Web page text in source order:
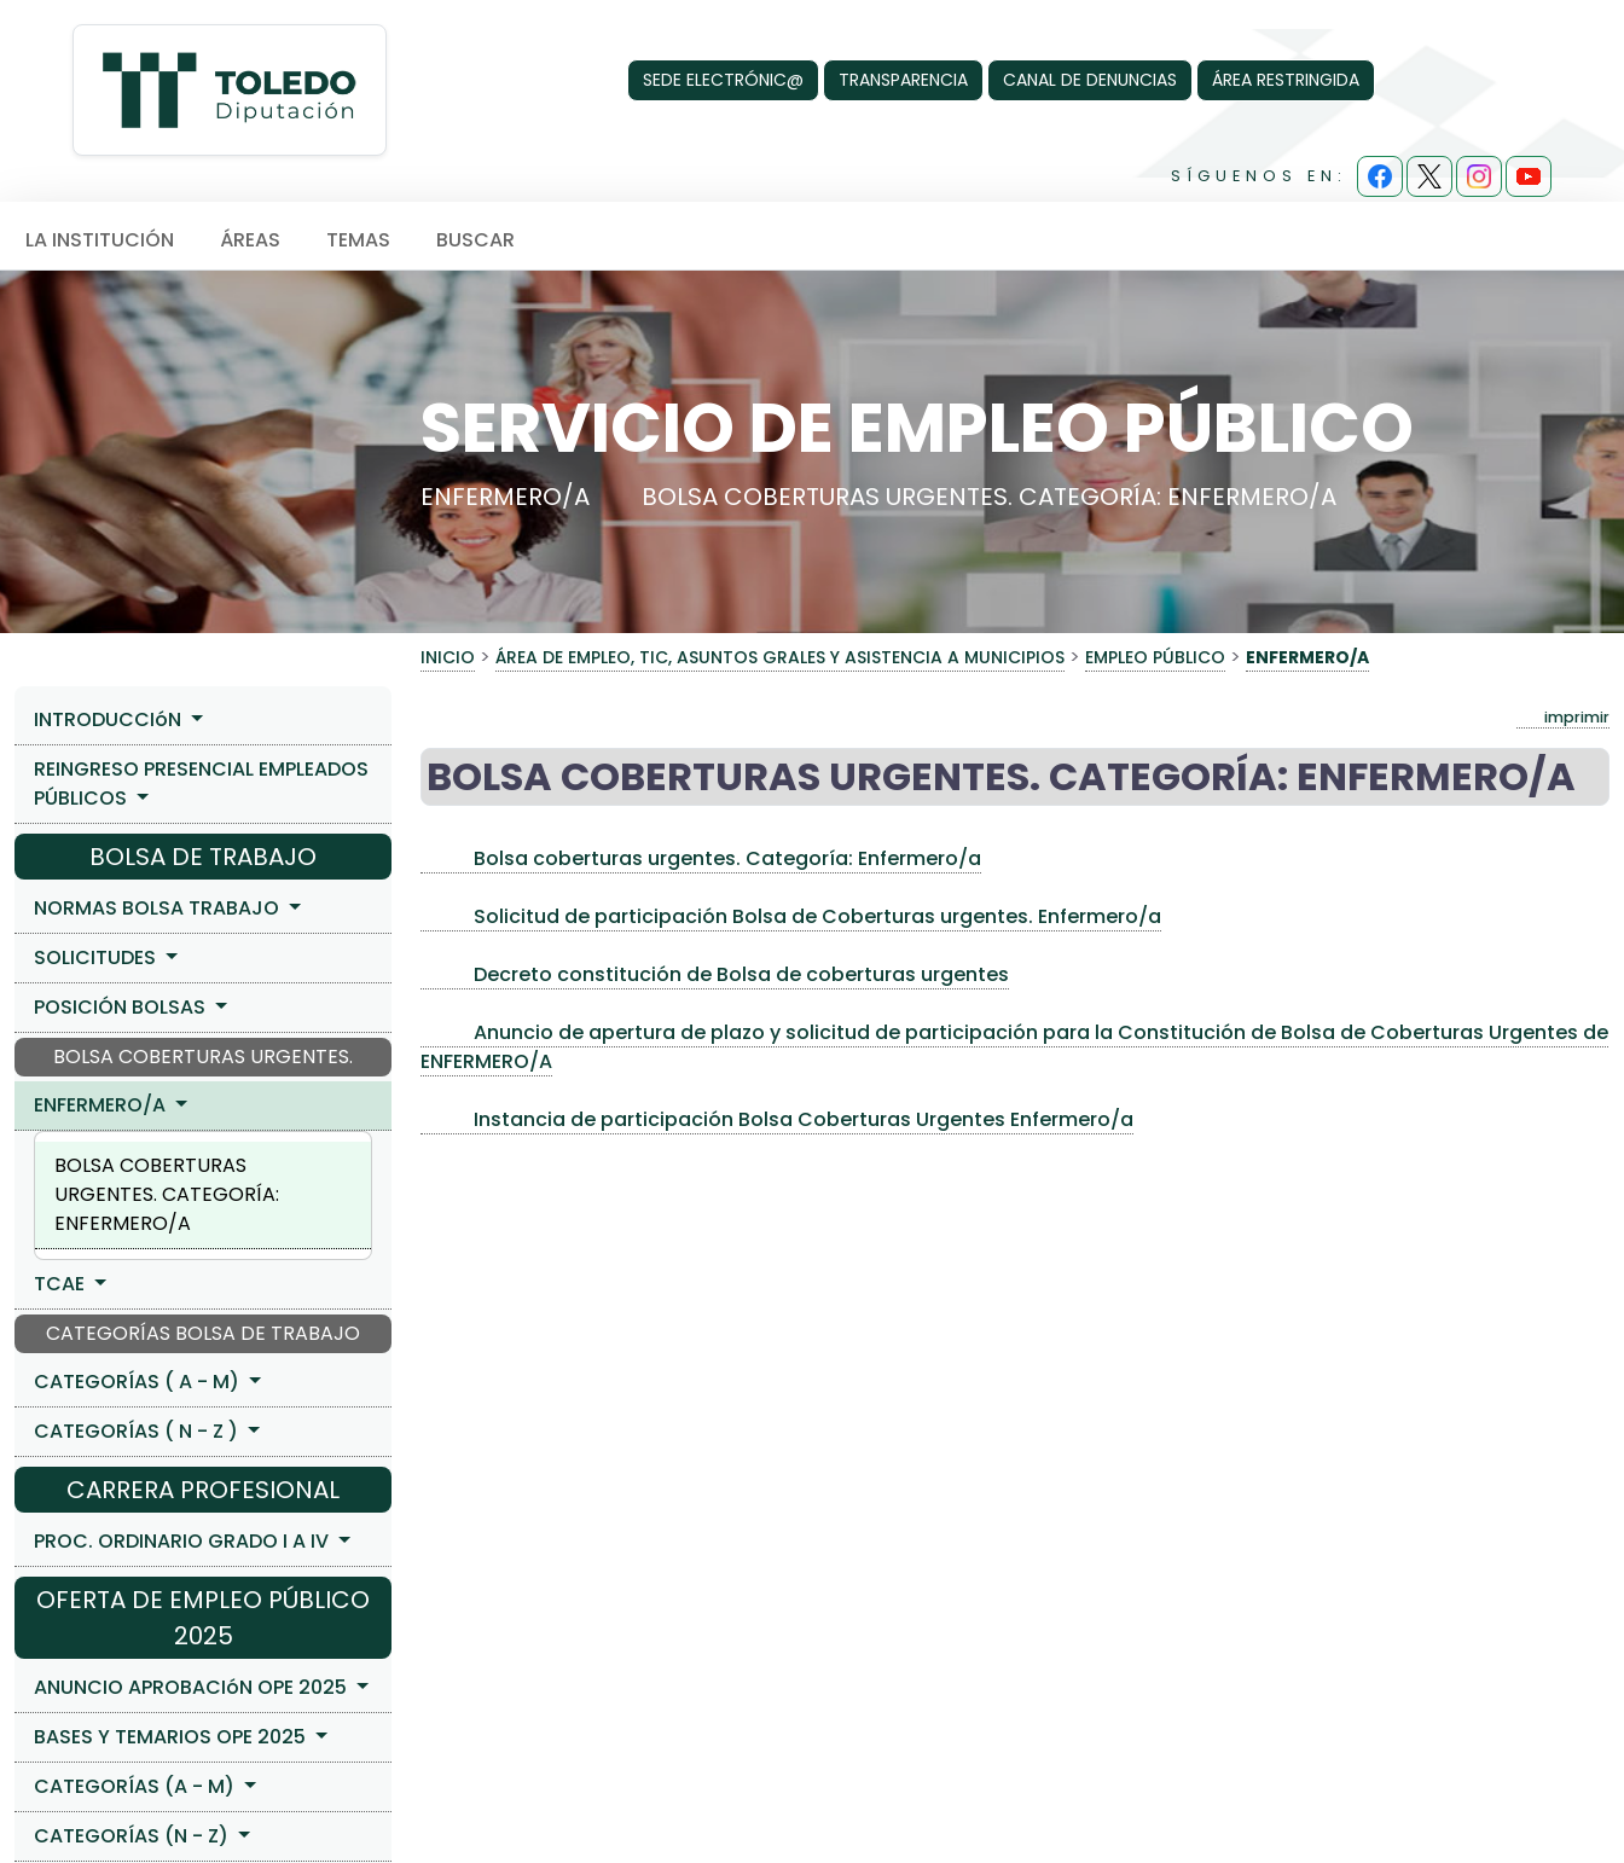
SEDE ELECTRÓNIC@ TRANSPARENCIA CANAL DE DENUNCIAS ÁREA RESTRINGIDA
SÍGUENOS EN:
LA INSTITUCIÓN ÁREAS TEMAS BUSCAR
SERVICIO DE EMPLEO PÚBLICO
ENFERMERO/A BOLSA COBERTURAS URGENTES. CATEGORÍA: ENFERMERO/A
INICIO > ÁREA DE EMPLEO, TIC, ASUNTOS GRALES Y ASISTENCIA A MUNICIPIOS > EMPLEO PÚBLICO > ENFERMERO/A
INTRODUCCIóN
REINGRESO PRESENCIAL EMPLEADOS
PÚBLICOS
BOLSA DE TRABAJO
NORMAS BOLSA TRABAJO
SOLICITUDES
POSICIÓN BOLSAS
BOLSA COBERTURAS URGENTES.
ENFERMERO/A
BOLSA COBERTURAS
URGENTES. CATEGORÍA:
ENFERMERO/A
TCAE
CATEGORÍAS BOLSA DE TRABAJO
CATEGORÍAS ( A - M)
CATEGORÍAS ( N - Z )
CARRERA PROFESIONAL
PROC. ORDINARIO GRADO I A IV
OFERTA DE EMPLEO PÚBLICO
2025
ANUNCIO APROBACIóN OPE 2025
BASES Y TEMARIOS OPE 2025
CATEGORÍAS (A - M)
CATEGORÍAS (N - Z)
imprimir
BOLSA COBERTURAS URGENTES. CATEGORÍA: ENFERMERO/A
Bolsa coberturas urgentes. Categoría: Enfermero/a
Solicitud de participación Bolsa de Coberturas urgentes. Enfermero/a
Decreto constitución de Bolsa de coberturas urgentes
Anuncio de apertura de plazo y solicitud de participación para la Constitución de Bolsa de Coberturas Urgentes de
ENFERMERO/A
Instancia de participación Bolsa Coberturas Urgentes Enfermero/a